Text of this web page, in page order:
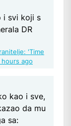
i svi koji s
DR
'Time
hours ago
kao i sve,
da mu
sa: